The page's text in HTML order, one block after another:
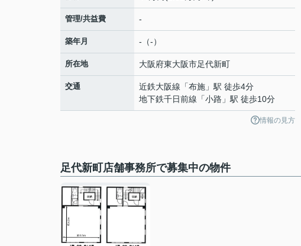
管理/共益費 -
築年月 -（-）
所在地 大阪府東大阪市足代新町
交通 近鉄大阪線 「布施 」駅 徒歩4分
地下鉄千日前線 「小路 」駅 徒歩10分
情報の見方
足代新町店舗事務所で募集中の物件